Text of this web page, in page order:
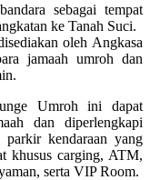
sebagai tempat
ke Tanah Suci.
oleh Angkasa
jamaah umroh dan
Umroh ini dapat
dan diperlengkapi
parkir kendaraan yang
khusus carging, ATM,
serta VIP Room.